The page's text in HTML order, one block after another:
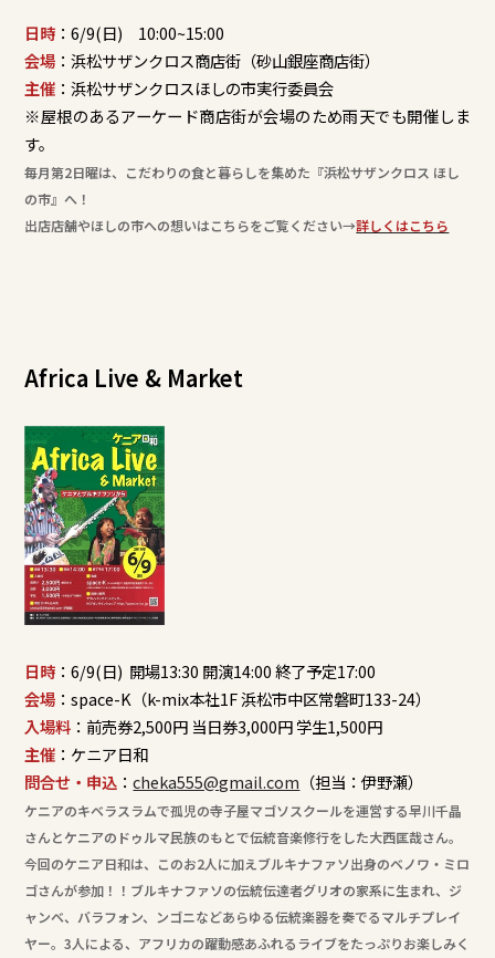
日時 ：6/9(日) 10:00~15:00
会場 ：浜松サザンクロス商店街（砂山銀座商店街）
主催 ：浜松サザンクロスほしの市実行委員会
※屋根のあるアーケード商店街が会場のため雨天でも開催しま
す。
毎月第2日曜は、こだわりの食と暮らしを集めた『浜松サザンクロス ほし
の市』へ！
出店店舗やほしの市への想いはこちらをご覧ください→詳しくはこちら
Africa Live & Market
日時 ：6/9(日) 開場13:30 開演14:00 終了予定17:00
会場 ：space-K（k-mix本社1F 浜松市中区常磐町133-24）
入場料 ：前売券2,500円 当日券3,000円 学生1,500円
主催 ：ケニア日和
問合せ・申込 ：cheka555@gmail.com （担当：伊野瀬）
ケニアのキベラスラムで孤児の寺子屋マゴソスクールを運営する早川千晶
さんとケニアのドゥルマ民族のもとで伝統音楽修行をした大西匡哉さん。
今回のケニア日和は、このお2人に加えブルキナファソ出身のベノワ・ミロ
ゴさんが参加！！ブルキナファソの伝統伝達者グリオの家系に生まれ、ジ
ャンベ、バラフォン、ンゴニなどあらゆる伝統楽器を奏でるマルチプレイ
ヤー。3人による、アフリカの躍動感あふれるライブをたっぷりお楽しみく